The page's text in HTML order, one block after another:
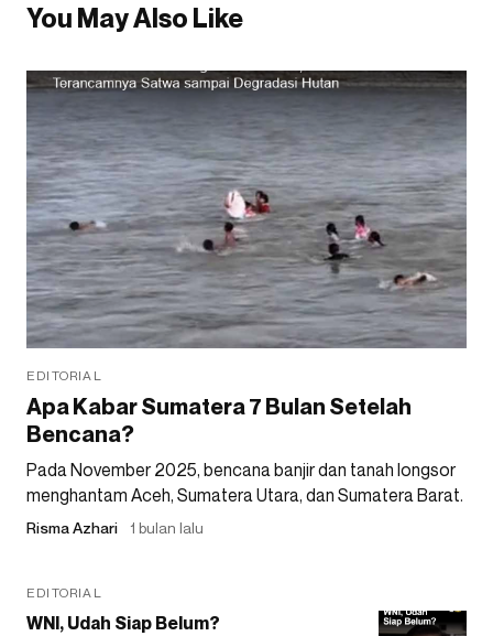
You May Also Like
EDITORIAL
Apa Kabar Sumatera 7 Bulan Setelah
Bencana?
Pada November 2025, bencana banjir dan tanah longsor
menghantam Aceh, Sumatera Utara, dan Sumatera Barat.
Risma Azhari 1 bulan lalu
EDITORIAL
WNI, Udah Siap Belum?